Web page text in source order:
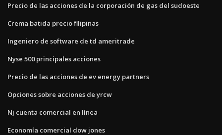
Precio de las acciones de la corporación de gas del sudoeste
Crema batida precio filipinas
Ingeniero de software de td ameritrade
Nyse 500 principales acciones
Precio de las acciones de ev energy partners
Opciones sobre acciones de yrcw
Nj cuenta comercial en línea
Economía comercial dow jones